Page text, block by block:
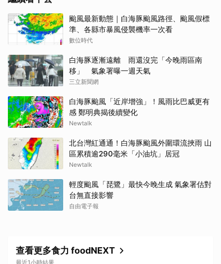
颱風最新動態｜白海豚颱風路徑、颱風假標
準、各縣市暴風侵襲機率一次看
數位時代
白海豚逐漸遠離 雨還沒完「今晚雨區南
移」 氣象署曝一週天氣
三立新聞網
白海豚颱風「近岸增強」！風雨比巴威更有
感 鄭明典揭後續變化
Newtalk
北台灣紅通通！白海豚颱風外圍環流挾雨 山
區累積逾290毫米「小油坑」居冠
Newtalk
輕度颱風「琵鷺」最快今晚生成 氣象署估對
台無直接影響
自由電子報
查看更多食力 foodNEXT
最近1小時結果